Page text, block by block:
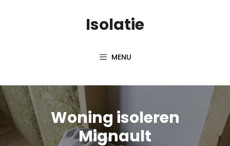
Isolatie
MENU
Woning isoleren
Mignault